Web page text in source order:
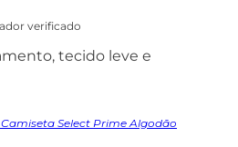
verificado
tecido leve e
Select Prime Algodão